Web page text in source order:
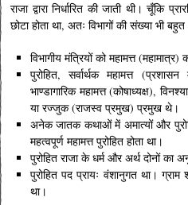
राजा द्वारा निर्धारित की जाती थी। चूँकि
छोटा होता था, अतः विभागों की संख्या भी
विभागीय मंत्रियों को महामत्त (महामात्र)
पुरोहित, सर्वार्थक महामत्त
भाण्डागारिक महामत्त (कोषाध्यक्ष),
या रज्जुक (राजस्व प्रमुख) प्रमुख थे।
अनेक जातक कथाओं में अमात्यों और
महत्वपूर्ण महामत्त पुरोहित होता था।
पुरोहित राजा के धर्म और अर्थ दोनों का
पुरोहित पद प्रायः वंशानुगत था।
था।